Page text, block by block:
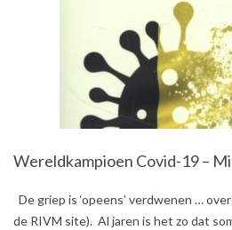
Wereldkampioen Covid-19 –
2021-
04-
De griep is ‘opeens’ verdwenen …
de RIVM site). Al jaren is het zo dat